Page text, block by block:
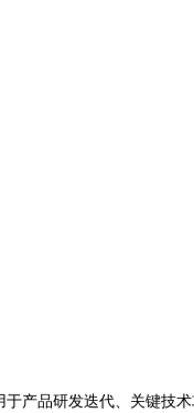
产品研发迭代、关键技术